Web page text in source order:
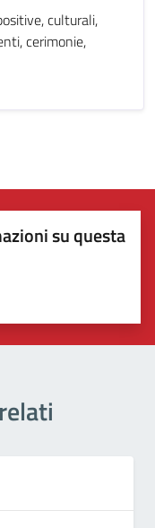
culturali,
cerimonie,
su questa